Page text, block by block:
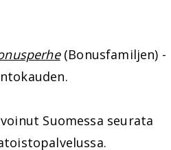
(Bonusfamiljen) -
Suomessa seurata